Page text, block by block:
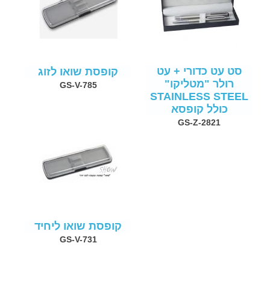
סט עט כדורי + עט
רולר "מטליקו"
STAINLESS STEEL
כולל קופסא
GS-Z-2821
קופסת שואו לזוג
GS-V-785
קופסת שואו ליחיד
GS-V-731